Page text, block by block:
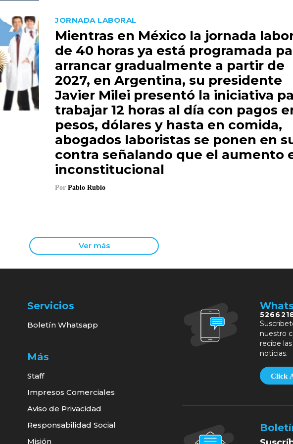
JORNADA LABORAL
Mientras en México la jornada
de 40 horas ya está programada
arrancar gradualmente a partir de
2027, en Argentina, su presidente
Javier Milei presentó la iniciativa
trabajar 12 horas al día con pagos
pesos, dólares y hasta en comida,
abogados laboristas se ponen en
contra señalando que el aumento
inconstitucional
Por Pablo Rubio
Ver más
Servicios
Boletín Whatsapp
Más
Staff
Impresos Comerciales
Aviso de Privacidad
Responsabilidad Social
Misión
nuestro
recibe
noticias.
Click